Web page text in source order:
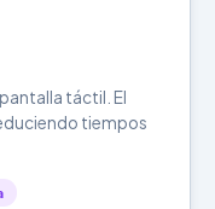
táctil. El
tiempos